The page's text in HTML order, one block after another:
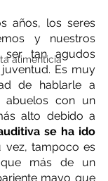
alimenticia
años, los seres
y nuestros
ser tan agudos
Es muy
de hablarle a
abuelos con un
alto debido a
se ha ido
vez, tampoco es
que más de un
mayo que